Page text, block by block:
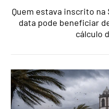
Quem estava inscrito
data pode beneficiar
cálculo